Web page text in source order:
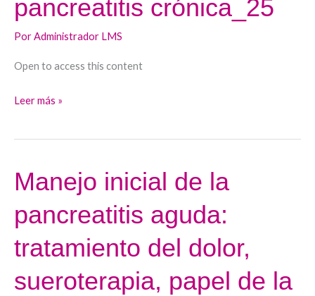
pancreatitis crónica_25
PorAdministrador LMS
Open to access this content
la
pancreatitis
Leer más »
Manejo inicial de la
pancreatitis aguda:
tratamiento del dolor,
sueroterapia, papel de la
Manejo
inicial
de
la
pancreatitis
tratamiento